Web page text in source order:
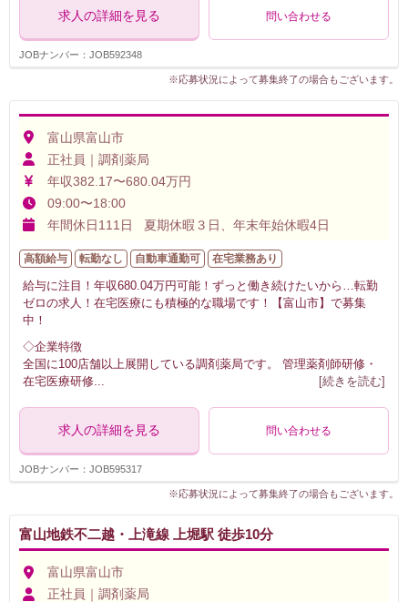
求人の詳細を見る 問い合わせる
JOBナンバー：JOB592348
※応募状況によって募集終了の場合もございます。
富山県富山市
正社員｜調剤薬局
年収382.17〜680.04万円
09:00〜18:00
年間休日111日 夏期休暇３日、年末年始休暇4日
高額給与 転勤なし 自動車通勤可 在宅業務あり
給与に注目！年収680.04万円可能！ずっと働き続けたいから…転勤
ゼロの求人！在宅医療にも積極的な職場です！【富山市】で募集
中！
◇企業特徴
全国に100店舗以上展開している調剤薬局です。 管理薬剤師研修・
在宅医療研修
[続きを読む]
求人の詳細を見る 問い合わせる
JOBナンバー：JOB595317
※応募状況によって募集終了の場合もございます。
富山地鉄不二越・上滝線 上堀駅 徒歩10分
富山県富山市
正社員｜調剤薬局